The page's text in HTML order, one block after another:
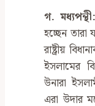
গ. মধ্যপন্থী:
হচ্ছেন তারা
রাষ্ট্রীয়
ইসলামের
উনারা
এরা উদার